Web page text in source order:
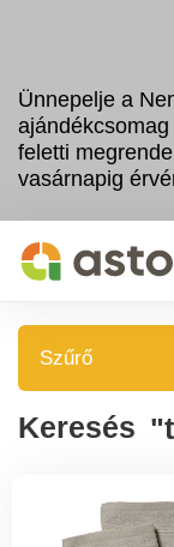
Ünnepelje a
feletti
vasárnapig
Szűrő
Keresés